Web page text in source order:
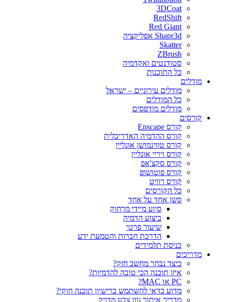
3DCoat
RedShift
Red Giant
Shapr3d אפליקציה
Skatter
ZBrush
סטודנטים ואקדמיה
כל התוכנות
מודלים
מודלים עירוניים – ישראל
כל המודלים
מודלים מודפסים
קורסים
קורס Enscape
קורס ההדמיה האדריכלית
קורס טווינמושן אונליין
קורס ויריי אונליין
קורס סקצ'אפ
קורס פוטושופ
קורס רוויט
כל הקורסים
סשן אחד על אחד
סיוע מיידי מרחוק
ביצוע הדמיה
שיעור פרטי
הדרכת חברות והטמעת ידע
כניסת תלמידים
מדריכים
כיצד נבחר מחשב חזק?
איזו תוכנה הכי טובה להדמיות?‎‎
PC או MAC?
מדוע כדאי להשתמש ברישיון תוכנה חוקי?
מדריך איתור גוון צבע מדויק